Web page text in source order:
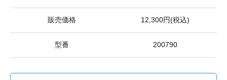
販売価格 12,300円(税込)
型番 200790